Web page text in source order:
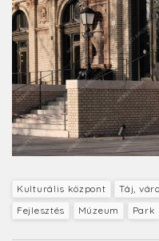
Kulturális központ Táj,
Fejlesztés
Múzeum Park